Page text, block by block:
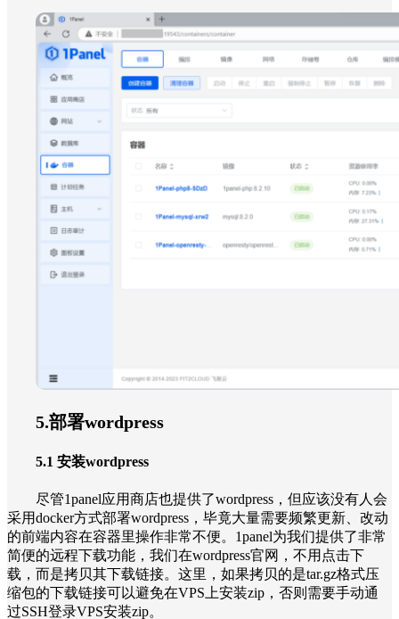
5.部署wordpress
5.1 安装wordpress
尽管1panel应用商店也提供了wordpress，但应该没有人会
采用docker方式部署wordpress，毕竟大量需要频繁更新、改动
的前端内容在容器里操作非常不便。1panel为我们提供了非常
简便的远程下载功能，我们在wordpress官网，不用点击下
载，而是拷贝其下载链接。这里，如果拷贝的是tar.gz格式压
缩包的下载链接可以避免在VPS上安装zip，否则需要手动通
过SSH登录VPS安装zip。